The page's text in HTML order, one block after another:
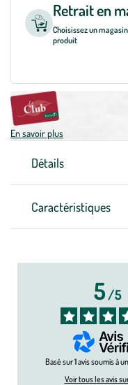
Retrait en
Choisissez un
produit
En savoir plus
Détails
Caractéristiques
5/5
Basé sur1avis soumis à
Voir tous les avis